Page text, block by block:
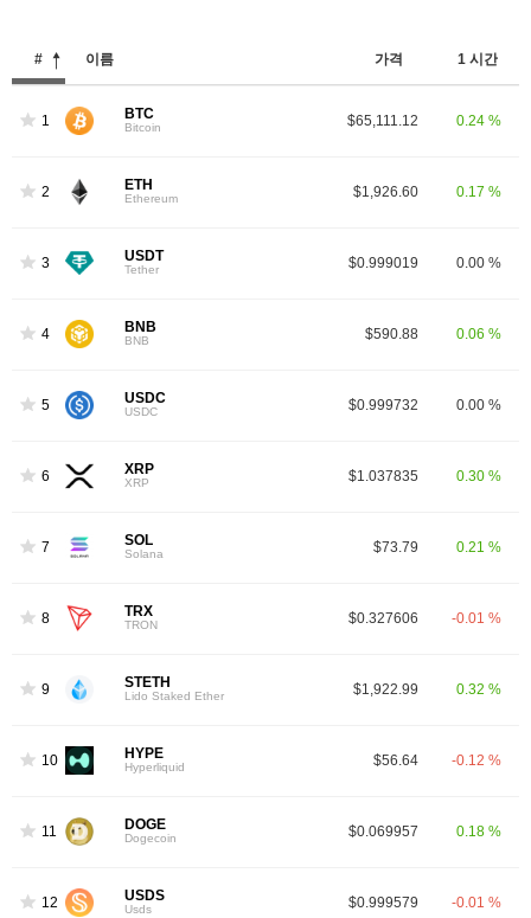
# 이름 가격 1 시간
1 BTC
Bitcoin $65,111.12 0.24 %
2 ETH
Ethereum $1,926.60 0.17 %
3 USDT
Tether $0.999019 0.00 %
4 BNB
BNB $590.88 0.06 %
5 USDC
USDC $0.999732 0.00 %
6 XRP
XRP $1.037835 0.30 %
7 SOL
Solana $73.79 0.21 %
8 TRX
TRON $0.327606 -0.01 %
9 STETH
Lido Staked Ether $1,922.99 0.32 %
10 HYPE
Hyperliquid $56.64 -0.12 %
11 DOGE
Dogecoin $0.069957 0.18 %
12 USDS
Usds $0.999579 -0.01 %